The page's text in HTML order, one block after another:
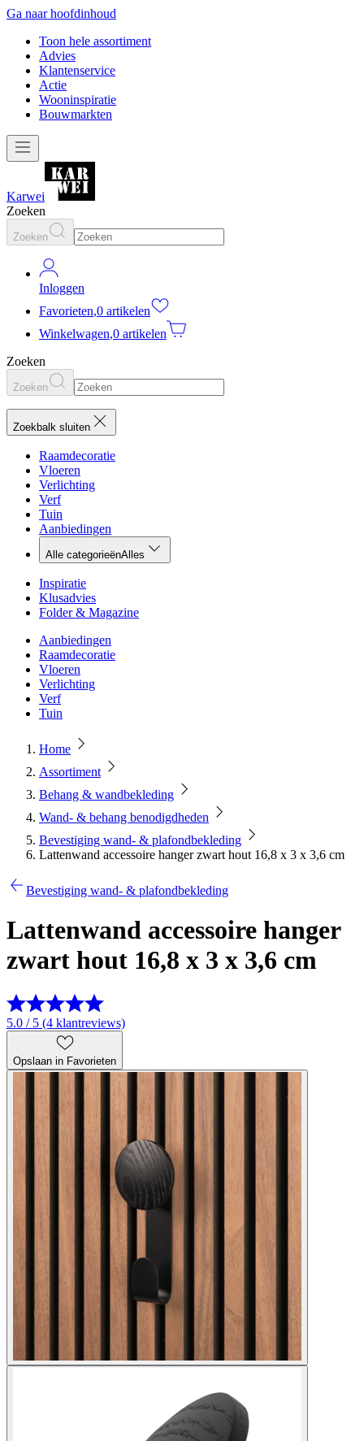
Ga naar hoofdinhoud
Toon hele assortiment
Advies
Klantenservice
Actie
Wooninspiratie
Bouwmarkten
Karwei
Zoeken
Zoeken
Inloggen
Favorieten,0 artikelen
Winkelwagen,0 artikelen
Zoeken
Zoeken
Zoekbalk sluiten
Raamdecoratie
Vloeren
Verlichting
Verf
Tuin
Aanbiedingen
Alle categorieënAlles
Inspiratie
Klusadvies
Folder & Magazine
Aanbiedingen
Raamdecoratie
Vloeren
Verlichting
Verf
Tuin
Home
Assortiment
Behang & wandbekleding
Wand- & behang benodigdheden
Bevestiging wand- & plafondbekleding
Lattenwand accessoire hanger zwart hout 16,8 x 3 x 3,6 cm
Bevestiging wand- & plafondbekleding
Lattenwand accessoire hanger
zwart hout 16,8 x 3 x 3,6 cm
5.0 / 5 (4 klantreviews)
Opslaan in Favorieten